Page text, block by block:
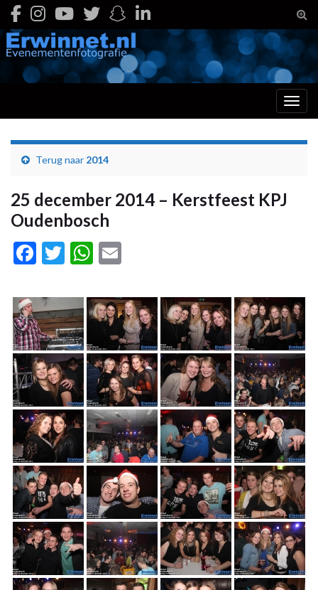
Terug naar 2014
25 december 2014 – Kerstfeest KPJ
Oudenbosch
Facebook
TwitterWhatsApp